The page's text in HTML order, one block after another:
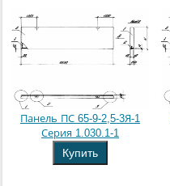
Панель ПС 65-9-2,5-3Я-1
Серия 1.030.1-1
Купить